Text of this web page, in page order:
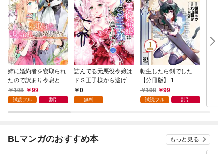
姉に婚約者を寝取られ
たので訳あり令息と結
婚して辺境へと向かい
ます ～苦労の先に待っ
溺愛と幸せでした～
198 99
試読フル 割引
詰んでる元悪役令嬢は
ドＳ王子様から逃げ出
したい 【分冊版】 1
0
無料
転生したら剣でした
【分冊版】 1
198
99
試読フル 割引
元
隷
が
い
BLマンガのおすすめ本 もっと見る